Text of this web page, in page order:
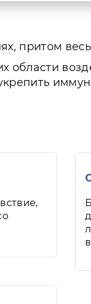
притом
области